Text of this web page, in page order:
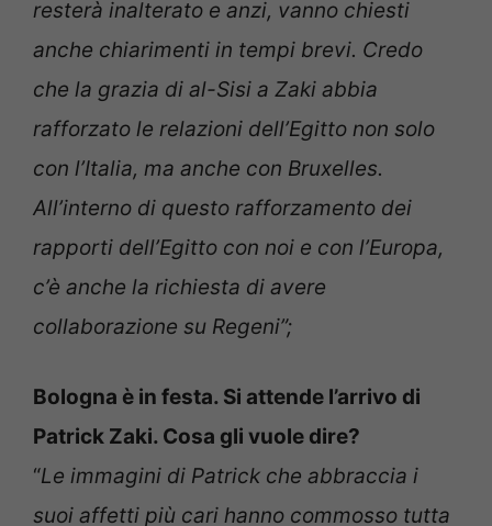
resterà inalterato e anzi, vanno chiesti
anche chiarimenti in tempi brevi. Credo
che la grazia di al-Sisi a Zaki abbia
rafforzato le relazioni dell’Egitto non solo
con l’Italia, ma anche con Bruxelles.
All’interno di questo rafforzamento dei
rapporti dell’Egitto con noi e con l’Europa,
c’è anche la richiesta di avere
collaborazione su Regeni”;
Bologna è in festa. Si attende l’arrivo di
Patrick Zaki. Cosa gli vuole dire?
“Le immagini di Patrick che abbraccia i
suoi affetti più cari hanno commosso tutta